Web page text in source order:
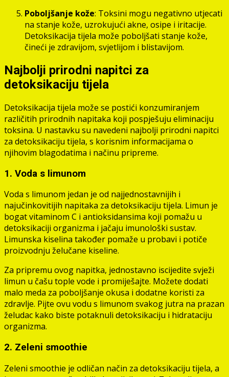
Poboljšanje kože: Toksini mogu negativno utjecati
na stanje kože, uzrokujući akne, osipe i iritacije.
Detoksikacija tijela može poboljšati stanje kože,
čineći je zdravijom, svjetlijom i blistavijom.
Najbolji prirodni napitci za
detoksikaciju tijela
Detoksikacija tijela može se postići konzumiranjem
različitih prirodnih napitaka koji pospješuju eliminaciju
toksina. U nastavku su navedeni najbolji prirodni napitci
za detoksikaciju tijela, s korisnim informacijama o
njihovim blagodatima i načinu pripreme.
1. Voda s limunom
Voda s limunom jedan je od najjednostavnijih i
najučinkovitijih napitaka za detoksikaciju tijela. Limun je
bogat vitaminom C i antioksidansima koji pomažu u
detoksikaciji organizma i jačaju imunološki sustav.
Limunska kiselina također pomaže u probavi i potiče
proizvodnju želučane kiseline.
Za pripremu ovog napitka, jednostavno iscijedite svježi
limun u čašu tople vode i promiješajte. Možete dodati
malo meda za poboljšanje okusa i dodatne koristi za
zdravlje. Pijte ovu vodu s limunom svakog jutra na prazan
želudac kako biste potaknuli detoksikaciju i hidrataciju
organizma.
2. Zeleni smoothie
Zeleni smoothie je odličan način za detoksikaciju tijela, a